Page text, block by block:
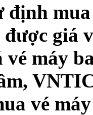
định
giá
máy
vé